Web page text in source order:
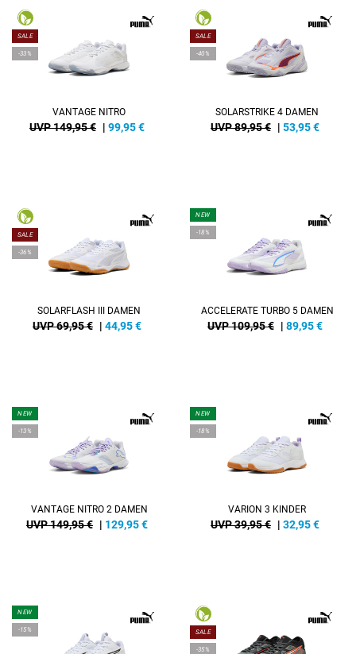
SALE
-33%
VANTAGE NITRO
UVP 149,95 € | 99,95€
SALE
-40%
SOLARSTRIKE 4 DAMEN
UVP 89,95 € | 53,95€
SALE
-36%
SOLARFLASH III DAMEN
UVP 69,95 € | 44,95€
NEW
-18%
ACCELERATE TURBO 5 DAMEN
UVP 109,95 € | 89,95€
NEW
-13%
VANTAGE NITRO 2 DAMEN
UVP 149,95 € | 129,95€
NEW
-18%
VARION 3 KINDER
UVP 39,95 € | 32,95€
NEW
-15% SALE
-35%